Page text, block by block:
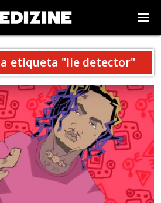
etiqueta "lie detector"